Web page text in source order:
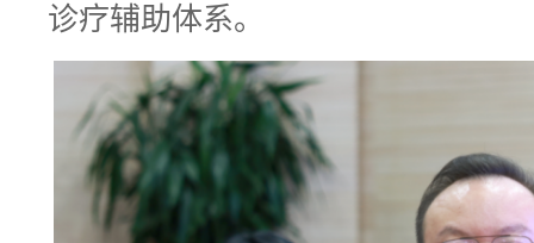
诊疗辅助体系。